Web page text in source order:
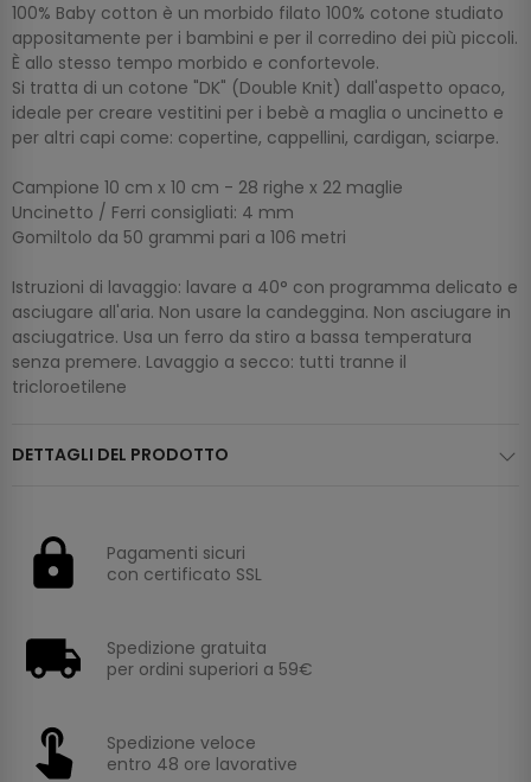
100% Baby cotton è un morbido filato 100% cotone studiato
appositamente per i bambini e per il corredino dei più piccoli.
È allo stesso tempo morbido e confortevole.
Si tratta di un cotone "DK" (Double Knit) dall'aspetto opaco,
ideale per creare vestitini per i bebè a maglia o uncinetto e
per altri capi come: copertine, cappellini, cardigan, sciarpe.
Campione 10 cm x 10 cm - 28 righe x 22 maglie
Uncinetto / Ferri consigliati: 4 mm
Gomiltolo da 50 grammi pari a 106 metri
Istruzioni di lavaggio: lavare a 40° con programma delicato e
asciugare all'aria. Non usare la candeggina. Non asciugare in
asciugatrice. Usa un ferro da stiro a bassa temperatura
senza premere. Lavaggio a secco: tutti tranne il
tricloroetilene
DETTAGLI DEL PRODOTTO
Pagamenti sicuri
con certificato SSL
Spedizione gratuita
per ordini superiori a 59€
Spedizione veloce
entro 48 ore lavorative